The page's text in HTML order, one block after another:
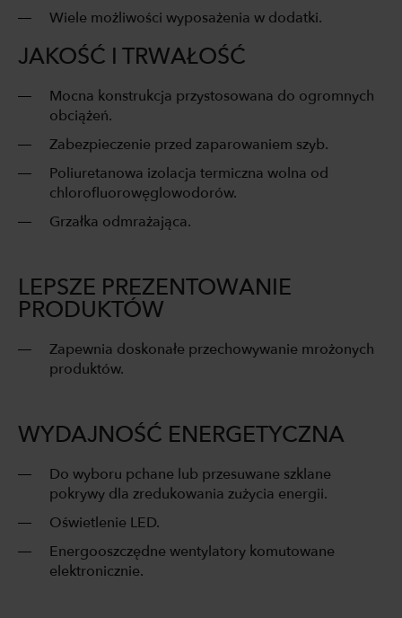
Wiele możliwości wyposażenia w dodatki.
JAKOŚĆ I TRWAŁOŚĆ
Mocna konstrukcja przystosowana do ogromnych
obciążeń.
Zabezpieczenie przed zaparowaniem szyb.
Poliuretanowa izolacja termiczna wolna od
chlorofluorowęglowodorów.
Grzałka odmrażająca.
LEPSZE PREZENTOWANIE
PRODUKTÓW
Zapewnia doskonałe przechowywanie mrożonych
produktów.
WYDAJNOŚĆ ENERGETYCZNA
Do wyboru pchane lub przesuwane szklane
pokrywy dla zredukowania zużycia energii.
Oświetlenie LED.
Energooszczędne wentylatory komutowane
elektronicznie.